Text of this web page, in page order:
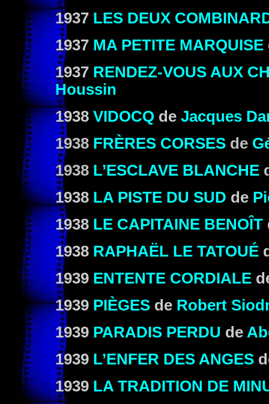
1937 LES DEUX
1937 MA PETITE MARQUISE
1937 RENDEZ-VOUS AUX
Houssin
1938 VIDOCQ de Jacques
1938 FRÈRES CORSES de
1938 L’ESCLAVE BLANCHE
1938 LA PISTE DU SUD de
1938 LE CAPITAINE BENOÎT
1938 RAPHAËL LE TATOUÉ
1939 ENTENTE CORDIALE
1939 PIÈGES de Robert
1939 PARADIS PERDU de
1939 L’ENFER DES ANGES
1939 LA TRADITION DE